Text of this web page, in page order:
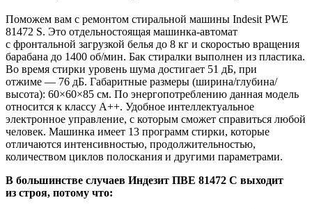
Поможем вам с ремонтом стиральной машины Indesit PWE
81472 S. Это отдельностоящая машинка-автомат
с фронтальной загрузкой белья до 8 кг и скоростью вращения
барабана до 1400 об/мин. Бак стиралки выполнен из пластика.
Во время стирки уровень шума достигает 51 дБ, при
отжиме — 76 дБ. Габаритные размеры (ширина/глубина/
высота): 60×60×85 см. По энергопотреблению данная модель
относится к классу A++. Удобное интеллектуальное
электронное управление, с которым сможет справиться любой
человек. Машинка имеет 13 программ стирки, которые
отличаются интенсивностью, продолжительностью,
количеством циклов полоскания и другими параметрами.
В большинстве случаев Индезит ПВЕ 81472 С выходит
из строя, потому что: